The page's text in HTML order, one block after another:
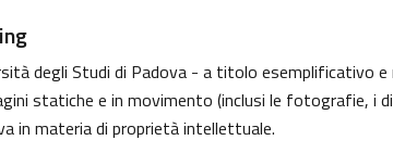
degli Studi di Padova - a titolo esemplificativo
statiche e in movimento (inclusi le fotografie, i
in materia di proprietà intellettuale.